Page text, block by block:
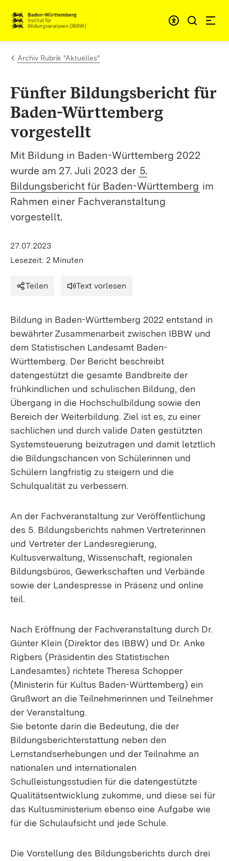
Zum Inhalt springen
Link zur Startseite
Archiv Rubrik "Aktuelles"
Fünfter Bildungsbericht für
Baden-Württemberg
vorgestellt
Mit Bildung in Baden-Württemberg 2022
wurde am 27. Juli 2023 der 5.
Bildungsbericht für Baden-Württemberg im
Rahmen einer Fachveranstaltung
vorgestellt.
27.07.2023
Lesezeit: 2 Minuten
Teilen Text vorlesen
Bildung in Baden-Württemberg 2022 entstand in
bewährter Zusammenarbeit zwischen IBBW und
dem Statistischen Landesamt Baden-
Württemberg. Der Bericht beschreibt
datengestützt die gesamte Bandbreite der
frühkindlichen und schulischen Bildung, den
Übergang in die Hochschulbildung sowie den
Bereich der Weiterbildung. Ziel ist es, zu einer
sachlichen und durch valide Daten gestützten
Systemsteuerung beizutragen und damit letztlich
die Bildungschancen von Schülerinnen und
Schülern langfristig zu steigern und die
Schulqualität zu verbessern.
An der Fachveranstaltung zur Veröffentlichung
des 5. Bildungsberichts nahmen Vertreterinnen
und Vertreter der Landesregierung,
Kultusverwaltung, Wissenschaft, regionalen
Bildungsbüros, Gewerkschaften und Verbände
sowie der Landespresse in Präsenz und online
teil.
Nach Eröffnung der Fachveranstaltung durch Dr.
Günter Klein (Direktor des IBBW) und Dr. Anke
Rigbers (Präsidentin des Statistischen
Landesamtes) richtete Theresa Schopper
(Ministerin für Kultus Baden-Württemberg) ein
Grußwort an die Teilnehmerinnen und Teilnehmer
der Veranstaltung.
Sie betonte darin die Bedeutung, die der
Bildungsberichterstattung neben den
Lernstandserhebungen und der Teilnahme an
nationalen und internationalen
Schulleistungsstudien für die datengestützte
Qualitätsentwicklung zukomme, und diese sei für
das Kultusministerium ebenso eine Aufgabe wie
für die Schulaufsicht und jede Schule.
Die Vorstellung des Bildungsberichts durch drei